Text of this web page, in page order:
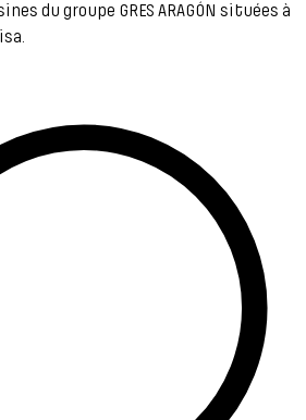
du groupe GRES ARAGÓN situées à